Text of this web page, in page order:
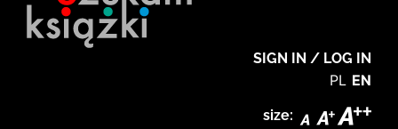
SIGN IN / LOG IN
PL EN
size: